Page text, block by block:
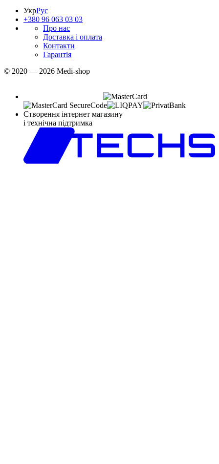
УкрРус
+380 96 063 03 03
Про нас
Доставка і оплата
Контакти
Гарантія
© 2020 — 2026 Medi-shop
Створення інтернет магазину
і технічна підтримка